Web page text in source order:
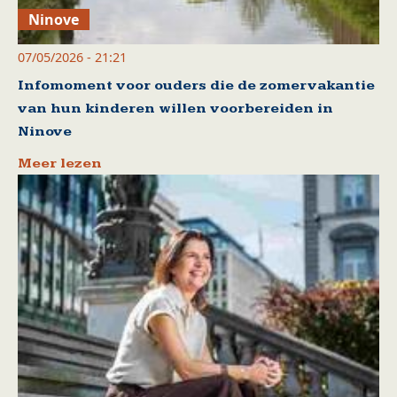
Ninove
07/05/2026 - 21:21
Infomoment voor ouders die de zomervakantie
van hun kinderen willen voorbereiden in
Ninove
Meer lezen